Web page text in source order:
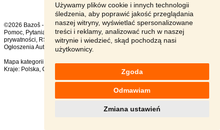
Używamy plików cookie i innych technologii
śledzenia, aby poprawić jakość przeglądania
naszej witryny, wyświetlać spersonalizowane
treści i reklamy, analizować ruch w naszej
witrynie i wiedzieć, skąd pochodzą nasi
użytkownicy.
Zgoda
Odmawiam
Zmiana ustawień
©2026 Bazoš -
sprzedam, ogłoszenia
Pomoc, Pytania Komentarze,Kontakt ,Reklama,Regulamin ,Polityka
prywatności, RSS
Ogłoszenia Auto ogółem:1247, w ciągu 24 godzin:
Mapa kategorii
Popularne wyszukiwania
Kraje: Polska, Czechy